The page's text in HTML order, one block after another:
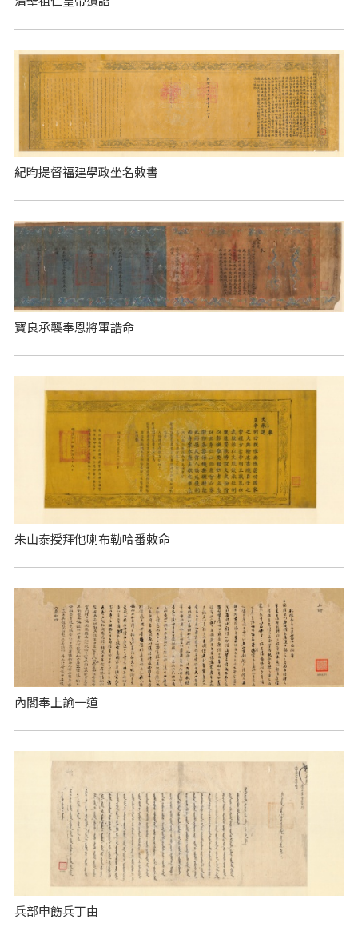
紀昀提督福建學政坐名敕書
寶良承襲奉恩將軍誥命
朱山泰授拜他喇布勒哈番敕命
內閣奉上諭一道
兵部申飭兵丁由